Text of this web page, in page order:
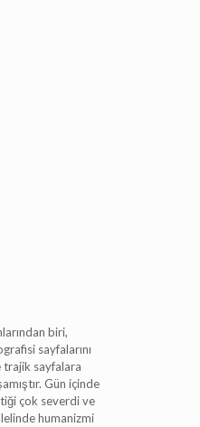
biri,
sayfalarını
trajik sayfalara
Gün içinde
çok severdi ve
humanizmi